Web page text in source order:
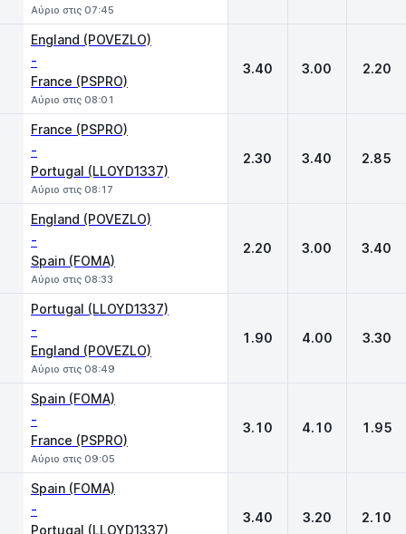
Αύριο στις 07:45
England (POVEZLO)
-
France (PSPRO)
Αύριο στις 08:01
3.40 3.00 2.20
France (PSPRO)
-
Portugal (LLOYD1337)
Αύριο στις 08:17
2.30 3.40 2.85
England (POVEZLO)
-
Spain (FOMA)
Αύριο στις 08:33
2.20 3.00 3.40
Portugal (LLOYD1337)
-
England (POVEZLO)
Αύριο στις 08:49
1.90 4.00 3.30
Spain (FOMA)
-
France (PSPRO)
Αύριο στις 09:05
3.10 4.10 1.95
Spain (FOMA)
-
Portugal (LLOYD1337)
3.40 3.20 2.10